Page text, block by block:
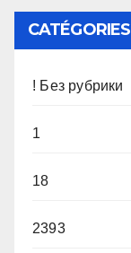
CATÉGORIES
! Без рубрики
1
18
2393